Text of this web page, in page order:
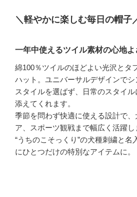
＼軽やかに楽しむ毎日の帽子
一年中使えるツイル素材の心地よ
綿100％ツイルのほどよい光沢とタ
ハット。ユニバーサルデザインで
スタイルを選ばず、日常のスタイ
添えてくれます。
季節を問わず快適に使える設計で
ア、スポーツ観戦まで幅広く活躍し
“うちのこそっくり”の犬種刺繍と名
にひとつだけの特別なアイテムに。